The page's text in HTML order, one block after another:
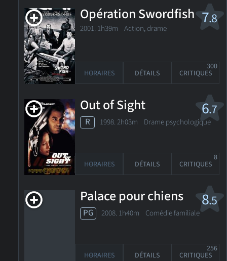
7.8
Opération Swordfish
2001. 1h39m Action, drame
HORAIRES DÉTAILS CRITIQUES
300
6.7
Out of Sight
R 1998. 2h03m Drame psychologique
HORAIRES DÉTAILS CRITIQUES
8
8.5
Palace pour chiens
PG 2008. 1h40m Comédie familiale
HORAIRES DÉTAILS CRITIQUES
256